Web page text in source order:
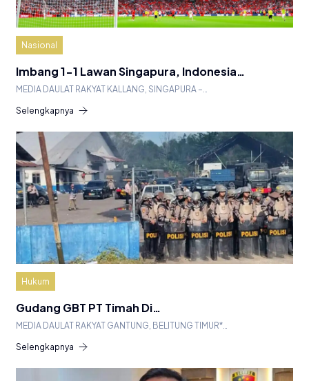
Nasional
Imbang 1-1 Lawan Singapura, Indonesia…
MEDIA DAULAT RAKYAT KALLANG, SINGAPURA –…
Selengkapnya
Hukum
Gudang GBT PT Timah Di…
MEDIA DAULAT RAKYAT GANTUNG, BELITUNG TIMUR*…
Selengkapnya